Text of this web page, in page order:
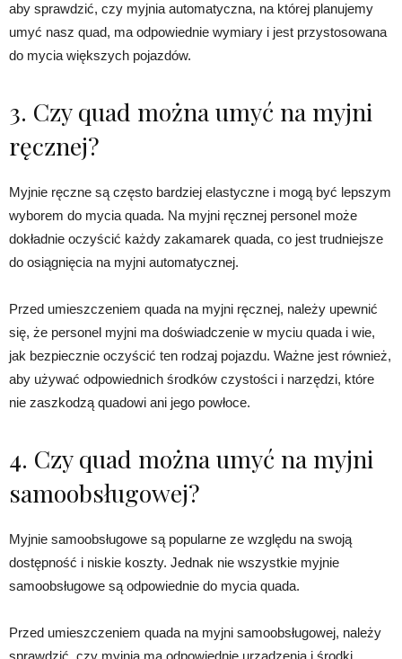
aby sprawdzić, czy myjnia automatyczna, na której planujemy
umyć nasz quad, ma odpowiednie wymiary i jest przystosowana
do mycia większych pojazdów.
3. Czy quad można umyć na myjni
ręcznej?
Myjnie ręczne są często bardziej elastyczne i mogą być lepszym
wyborem do mycia quada. Na myjni ręcznej personel może
dokładnie oczyścić każdy zakamarek quada, co jest trudniejsze
do osiągnięcia na myjni automatycznej.
Przed umieszczeniem quada na myjni ręcznej, należy upewnić
się, że personel myjni ma doświadczenie w myciu quada i wie,
jak bezpiecznie oczyścić ten rodzaj pojazdu. Ważne jest również,
aby używać odpowiednich środków czystości i narzędzi, które
nie zaszkodzą quadowi ani jego powłoce.
4. Czy quad można umyć na myjni
samoobsługowej?
Myjnie samoobsługowe są popularne ze względu na swoją
dostępność i niskie koszty. Jednak nie wszystkie myjnie
samoobsługowe są odpowiednie do mycia quada.
Przed umieszczeniem quada na myjni samoobsługowej, należy